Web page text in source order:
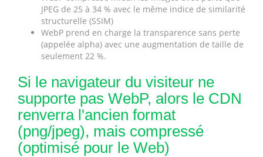
JPEG de 25 à 34 % avec le même indice de similarité
structurelle (SSIM)
WebP prend en charge la transparence sans perte
(appelée alpha) avec une augmentation de taille de
seulement 22 %.
Si le navigateur du visiteur ne
supporte pas WebP, alors le CDN
renverra l'ancien format
(png/jpeg), mais compressé
(optimisé pour le Web)